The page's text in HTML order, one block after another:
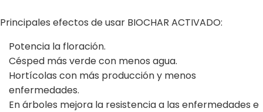
Principales efectos de usar BIOCHAR ACTIVADO:
Potencia la floración.
Césped más verde con menos agua.
Hortícolas con más producción y menos
enfermedades.
En árboles mejora la resistencia a las enfermedades e